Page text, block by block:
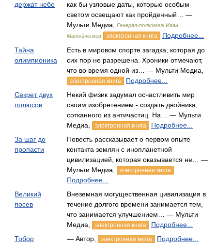
держат небо
как бы узловые даты, которые особым
светом освещают как пройденный… —
Мульти Медиа,
Генерал-полковник Иван
Матейченков
электронная книга
Подробнее...
Тайна
олимпионика
Есть в мировом спорте загадка, которая до
сих пор не разрешена. Хроники отмечают,
что во время одной из… — Мульти Медиа,
электронная книга
Подробнее...
Секрет двух
полюсов
Некий физик задумал осчастливить мир
своим изобретением - создать двойника,
сотканного из античастиц. На… — Мульти
Медиа,
электронная книга
Подробнее...
За шаг до
пропасти
Повесть рассказывает о первом опыте
контакта землян с инопланетной
цивилизацией, которая оказывается не… —
Мульти Медиа,
электронная книга
Подробнее...
Великий
посев
Внеземная могущественная цивилизация в
течение долгого времени занимается тем,
что занимается улучшением… — Мульти
Медиа,
электронная книга
Подробнее...
Тобор
— Автор, электронная книга Подробнее...